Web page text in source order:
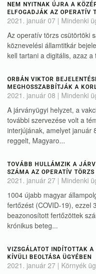
NEM NYITNAK ÚJRA A
ELFOGADJÁK AZ OPERATÍV
2021. január 07 | Mindenki
Az operatív törzs csütörtöki
köznevelési államtitkár
kell tartani a digitális, azaz
ORBÁN VIKTOR
MEGHOSSZABBÍTJÁK A
2021. január 08 | Mindenki
A járványügyi helyzet, a
további szervezése volt a
interjújának, amelyet január
reggelt, Magyaro...
TOVÁBB HULLÁMZIK A
SZÁMA AZ OPERATÍV TÖRZS
2021. január 27 | Mindenki
1004 újabb magyar
fertőzést (COVID-19), ezzel
beazonosított fertőzöttek
krónikus beteg...
VIZSGÁLATOT INDÍTOTTAK A
KÍVÜLI BEOLTÁSA ÜGYÉBEN
2021. január 27 | Környék